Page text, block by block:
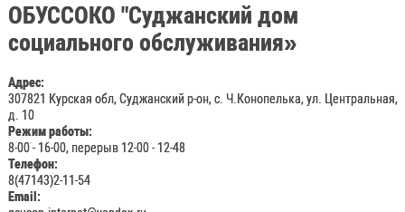
ОБУССОКО "Суджанский дом
социального обслуживания»
Адрес:
307821 Курская обл, Суджанский р-он, с. Ч.Конопелька, ул. Центральная,
д. 10
Режим работы:
8-00 - 16-00, перерыв 12-00 - 12-48
Телефон:
8(47143)2-11-54
Email: